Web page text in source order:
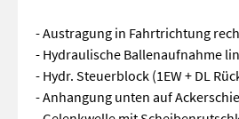
- Austragung in Fahrtrichtung
- Hydraulische Ballenaufnahme
- Hydr. Steuerblock (1EW + DL
- Anhangung unten auf